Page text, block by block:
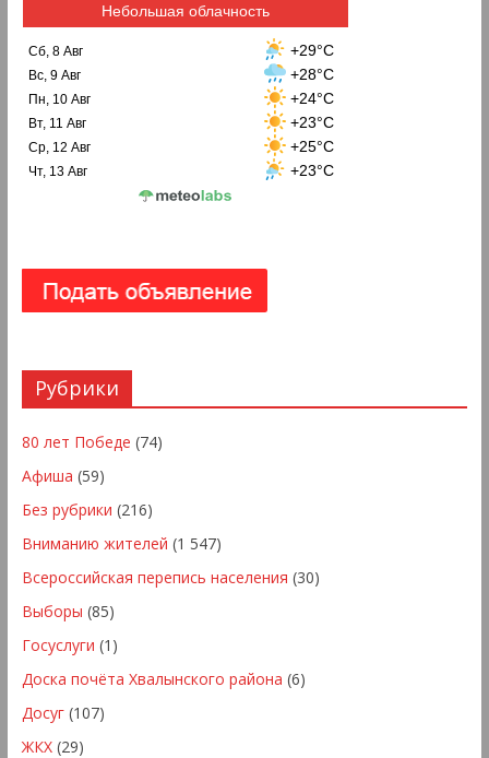
Небольшая облачность
Сб, 8 Авг +29°C
Вс, 9 Авг +28°C
Пн, 10 Авг +24°C
Вт, 11 Авг +23°C
Ср, 12 Авг +25°C
Чт, 13 Авг +23°C
Рубрики
80 лет Победе (74)
Афиша (59)
Без рубрики (216)
Вниманию жителей (1 547)
Всероссийская перепись населения (30)
Выборы (85)
Госуслуги (1)
Доска почёта Хвалынского района (6)
Досуг(107)
ЖКХ(29)